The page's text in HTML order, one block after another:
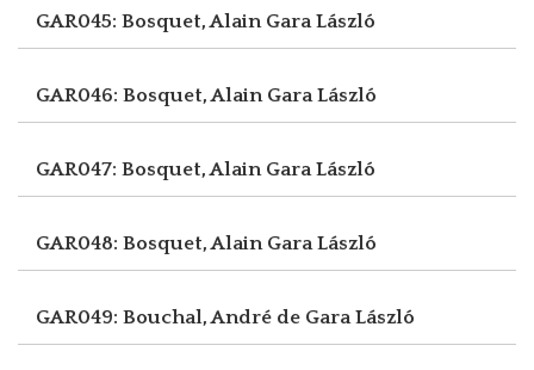
GAR045: Bosquet, Alain Gara László
GAR046: Bosquet, Alain Gara László
GAR047: Bosquet, Alain Gara László
GAR048: Bosquet, Alain Gara László
GAR049: Bouchal, André de Gara László